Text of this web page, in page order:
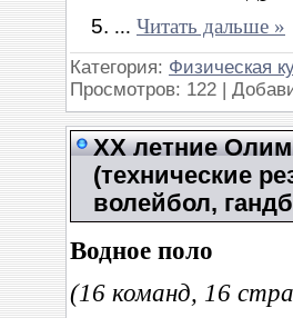
... Читать дальше »
Категория: Физическая
Просмотров: 122 |
XX летние
(технические
волейбол,
Водное поло
(16 команд, 16